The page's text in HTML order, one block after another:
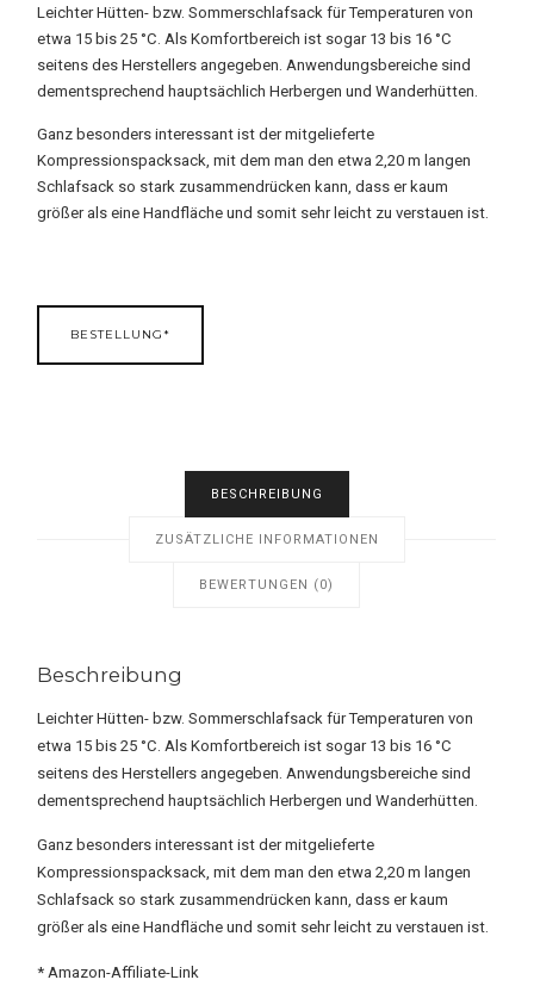
Leichter Hütten- bzw. Sommerschlafsack für Temperaturen von
etwa 15 bis 25 °C. Als Komfortbereich ist sogar 13 bis 16 °C
seitens des Herstellers angegeben. Anwendungsbereiche sind
dementsprechend hauptsächlich Herbergen und Wanderhütten.
Ganz besonders interessant ist der mitgelieferte
Kompressionspacksack, mit dem man den etwa 2,20 m langen
Schlafsack so stark zusammendrücken kann, dass er kaum
größer als eine Handfläche und somit sehr leicht zu verstauen ist.
BESTELLUNG*
BESCHREIBUNG
ZUSÄTZLICHE INFORMATIONEN
BEWERTUNGEN (0)
Beschreibung
Leichter Hütten- bzw. Sommerschlafsack für Temperaturen von
etwa 15 bis 25 °C. Als Komfortbereich ist sogar 13 bis 16 °C
seitens des Herstellers angegeben. Anwendungsbereiche sind
dementsprechend hauptsächlich Herbergen und Wanderhütten.
Ganz besonders interessant ist der mitgelieferte
Kompressionspacksack, mit dem man den etwa 2,20 m langen
Schlafsack so stark zusammendrücken kann, dass er kaum
größer als eine Handfläche und somit sehr leicht zu verstauen ist.
* Amazon-Affiliate-Link